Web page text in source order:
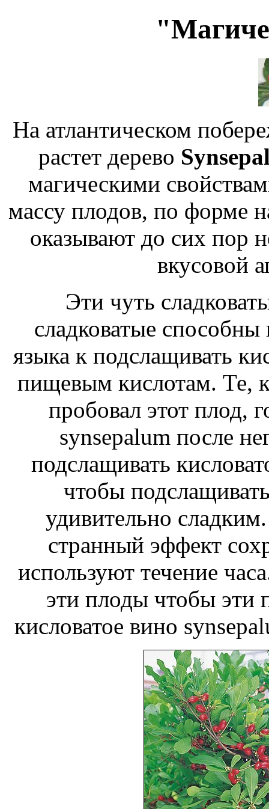
На атлантическом
растет дерево
магическими
массу плодов, по форме
оказывают до сих пор
вкусовой
Эти чуть
сладковатые способны
языка к подслащивать
пищевым кислотам. Те,
пробовал этот плод,
synsepalum после
подслащивать
чтобы
удивительно
странный эффект
используют течение
эти плоды чтобы эти
кисловатое вино